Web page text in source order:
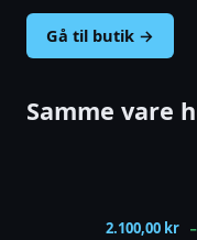
Gå til butik →
Samme vare
2.100,00 kr